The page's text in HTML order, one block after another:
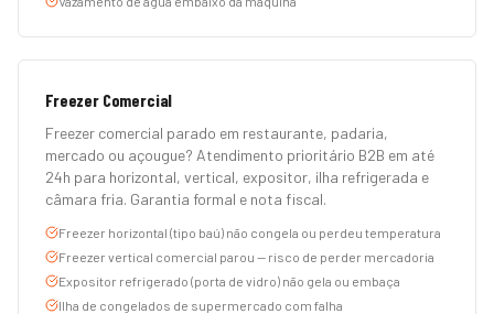
Freezer Comercial
Freezer comercial parado em restaurante, padaria,
mercado ou açougue? Atendimento prioritário B2B em até
24h para horizontal, vertical, expositor, ilha refrigerada e
câmara fria. Garantia formal e nota fiscal.
Freezer horizontal (tipo baú) não congela ou perdeu temperatura
Freezer vertical comercial parou — risco de perder mercadoria
Expositor refrigerado (porta de vidro) não gela ou embaça
Ilha de congelados de supermercado com falha